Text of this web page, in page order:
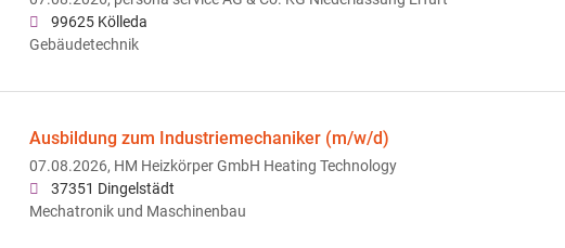
99625 Kölleda
Gebäudetechnik
Ausbildung zum Industriemechaniker (m/w/d)
07.08.2026, HM Heizkörper GmbH Heating Technology
37351 Dingelstädt
Mechatronik und Maschinenbau